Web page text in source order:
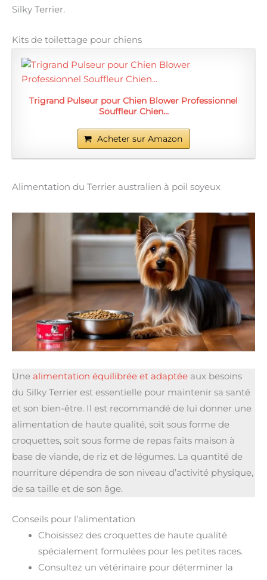
Silky Terrier.
Kits de toilettage pour chiens
Trigrand Pulseur pour Chien Blower Professionnel
Souffleur Chien…
Acheter sur Amazon
Alimentation du Terrier australien à poil soyeux
Une alimentation équilibrée et adaptée aux besoins
du Silky Terrier est essentielle pour maintenir sa santé
et son bien-être. Il est recommandé de lui donner une
alimentation de haute qualité, soit sous forme de
croquettes, soit sous forme de repas faits maison à
base de viande, de riz et de légumes. La quantité de
nourriture dépendra de son niveau d’activité physique,
de sa taille et de son âge.
Conseils pour l’alimentation
Choisissez des croquettes de haute qualité
spécialement formulées pour les petites races.
Consultez un vétérinaire pour déterminer la